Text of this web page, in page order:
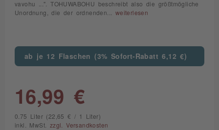
vavohu ...". TOHUWABOHU beschreibt also die größtmögliche
Unordnung, die der ordnenden... weiterlesen
ab je 12 Flaschen (3% Sofort-Rabatt 6,12 €)
16,99 €
0.75 Liter (22,65 € / 1 Liter)
inkl. MwSt. zzgl. Versandkosten